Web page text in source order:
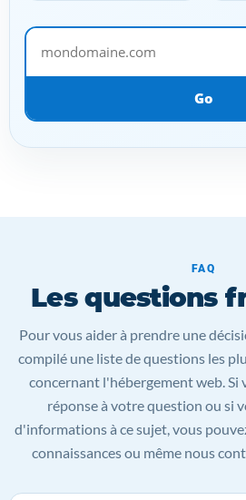
mondomaine.com
Go
FAQ
Les questions
Pour vous aider à prendre une
compilé une liste de questions les
concernant l'hébergement web. Si
réponse à votre question ou si
d'informations à ce sujet, vous
connaissances ou même nous